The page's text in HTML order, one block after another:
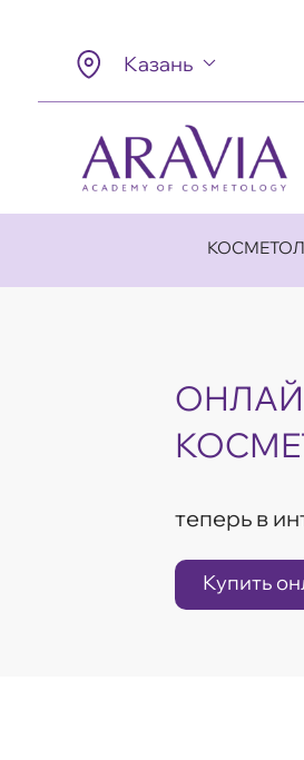
Казань
теперь в
Купить